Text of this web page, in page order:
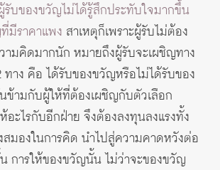
รับของขวัญไม่ได้รู้สึกประทับใจมากขึ้น
มีราคาแพง สาเหตุก็เพราะผู้รับไม่ต้อง
ามคิดมากนัก หมายถึงผู้รับจะเผชิญทาง
ทาง คือ ได้รับของขวัญหรือไม่ได้รับของ
ข้ามกับผู้ให้ที่ต้องเผชิญกับตัวเลือก
อะไรกับอีกฝ่าย จึงต้องลงทุนลงแรงทั้ง
สมองในการคิด นำไปสู่ความคาดหวังต่อ
การให้ของขวัญนั้น ไม่ว่าจะของขวัญ